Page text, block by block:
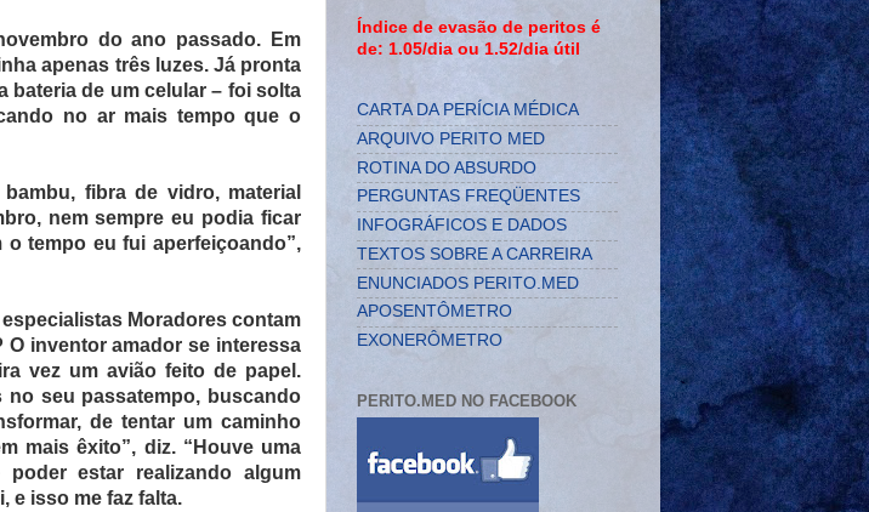
do ano passado. Em
apenas três luzes. Já pronta
bateria de um celular – foi solta
no ar mais tempo que o
fibra de vidro, material
nem sempre eu podia ficar
tempo eu fui aperfeiçoando”,
Moradores contam
inventor amador se interessa
vez um avião feito de papel.
seu passatempo, buscando
de tentar um caminho
mais êxito”, diz. “Houve uma
estar realizando algum
e isso me faz falta.
Índice de evasão de peritos é
de: 1.05/dia ou 1.52/dia útil
CARTA DA PERÍCIA MÉDICA
ARQUIVO PERITO MED
ROTINA DO ABSURDO
PERGUNTAS FREQÜENTES
INFOGRÁFICOS E DADOS
TEXTOS SOBRE A CARREIRA
ENUNCIADOS PERITO.MED
APOSENTÔMETRO
EXONERÔMETRO
PERITO.MED NO FACEBOOK